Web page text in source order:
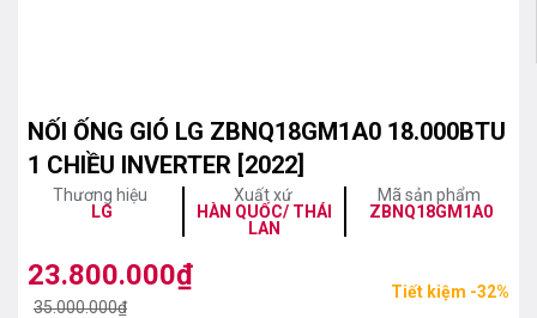
NỐI ỐNG GIÓ LG ZBNQ18GM1A0 18.000BTU
1 CHIỀU INVERTER [2022]
Thương hiệu
LG
Xuất xứ
HÀN QUỐC/ THÁI
LAN
Mã sản phẩm
ZBNQ18GM1A0
35.000.000₫
Giá
gốc
23.800.000₫
Giá
hiện
Tiết kiệm -32%